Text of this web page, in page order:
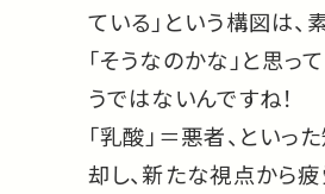
ている」という構図は
「そうなのかな」と思っ
うではないんですね！
「乳酸」＝悪者、とい
却し、新たな視点から